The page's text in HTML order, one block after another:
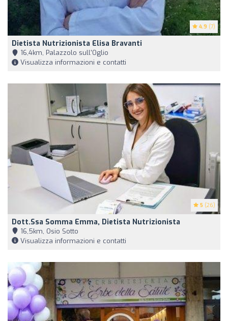
4.9 (7)
Dietista Nutrizionista Elisa Bravanti
16,4km, Palazzolo sull'Oglio
Visualizza informazioni e contatti
5 (26)
Dott.ssa Somma Emma, Dietista Nutrizionista
16,5km, Osio Sotto
Visualizza informazioni e contatti